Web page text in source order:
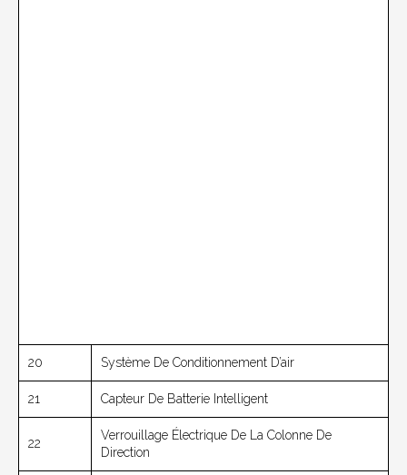
20 Système De Conditionnement D’air
21 Capteur De Batterie Intelligent
22
Verrouillage Électrique De La Colonne De
Direction